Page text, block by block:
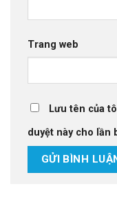
Trang web
Lưu tên của
duyệt này cho lần